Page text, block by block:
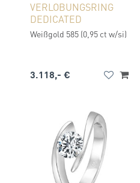
VERLOBUNGSRING
DEDICATED
Weißgold 585 (0,95 ct w/si)
3.118,- €